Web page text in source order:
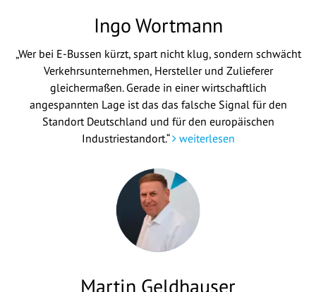
Ingo Wortmann
„Wer bei E-Bussen kürzt, spart nicht klug, sondern schwächt
Verkehrsunternehmen, Hersteller und Zulieferer
gleichermaßen. Gerade in einer wirtschaftlich
angespannten Lage ist das das falsche Signal für den
Standort Deutschland und für den europäischen
Industriestandort.“ weiterlesen
Martin Geldhauser